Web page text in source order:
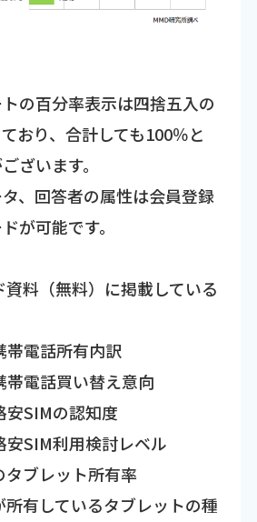
の百分率表示は四捨五入の
おり、合計しても100％と
ざいます。
、回答者の属性は会員登録
が可能です。
料（無料）に掲載している
電話所有内訳
電話買い替え意向
SIMの認知度
SIM利用検討レベル
ブレット所有率
有しているタブレットの種